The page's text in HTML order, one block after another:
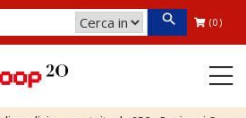
(0)